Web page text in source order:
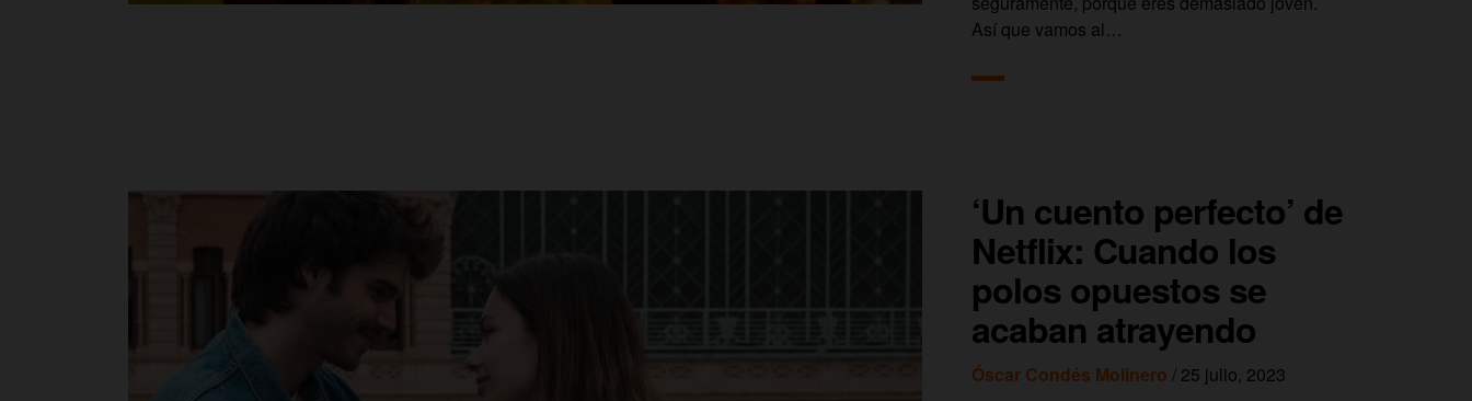
Así que vamos al…
‘Un cuento perfecto’ de
Netflix: Cuando los
polos opuestos se
acaban atrayendo
Óscar Condés Molinero / 25 julio, 2023